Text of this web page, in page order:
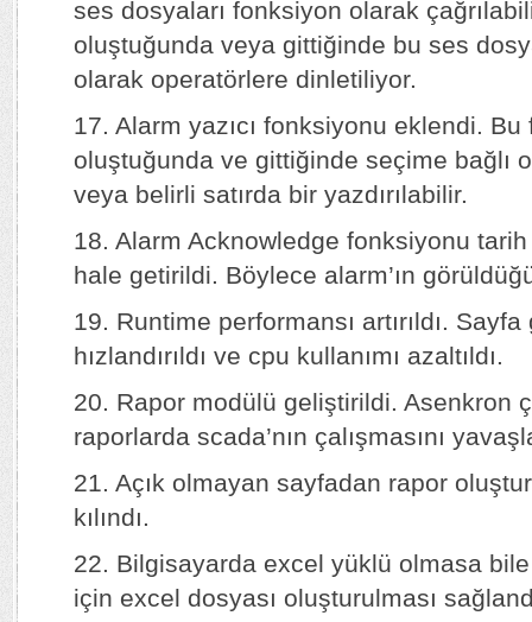
ses dosyaları fonksiyon olarak
oluştuğunda veya gittiğinde bu ses
olarak operatörlere dinletiliyor.
17. Alarm yazıcı fonksiyonu eklendi.
oluştuğunda ve gittiğinde seçime bağlı
veya belirli satırda bir yazdırılabilir.
18. Alarm Acknowledge fonksiyonu tarih
hale getirildi. Böylece alarm’ın
19. Runtime performansı artırıldı.
hızlandırıldı ve cpu kullanımı azaltıldı.
20. Rapor modülü geliştirildi. Asenkron
raporlarda scada’nın çalışmasını
21. Açık olmayan sayfadan rapor
kılındı.
22. Bilgisayarda excel yüklü olmasa
için excel dosyası oluşturulması